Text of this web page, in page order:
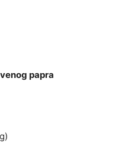
papra